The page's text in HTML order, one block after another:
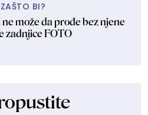
BI?
može da prođe bez njene
zadnjice FOTO